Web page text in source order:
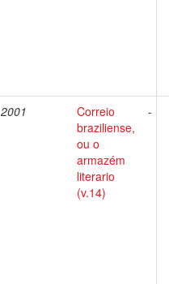
2001
Correio
braziliense,
ou o
armazém
literario
(v.14)
-